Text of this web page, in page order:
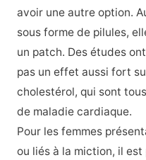
avoir une autre option.
sous forme de pilules,
un patch. Des études
pas un effet aussi fort
cholestérol, qui sont
de maladie cardiaque.
Pour les femmes
ou liés à la miction, il